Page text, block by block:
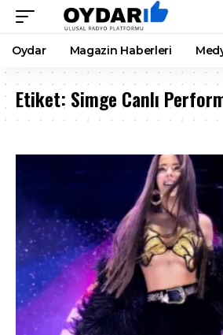
Oydar Magazin Haberleri
Etiket: Simge Canlı